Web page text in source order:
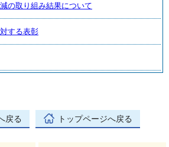
の取り組み結果について
する表彰
戻る トップページへ戻る